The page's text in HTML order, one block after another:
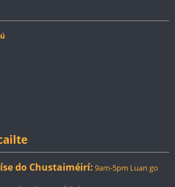
do Chustaiméirí: 9am-5pm Luan go